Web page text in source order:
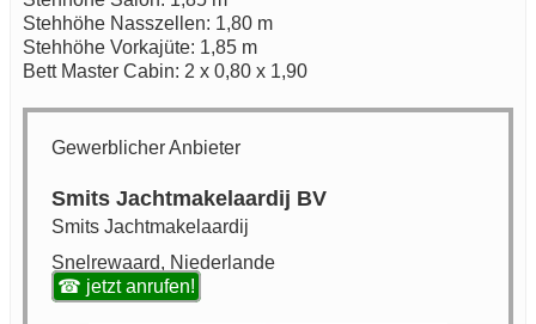
Stehhöhe Nasszellen: 1,80 m
Stehhöhe Vorkajüte: 1,85 m
Bett Master Cabin: 2 x 0,80 x 1,90
Gewerblicher Anbieter
Smits Jachtmakelaardij BV
Smits Jachtmakelaardij
Snelrewaard, Niederlande
☎ jetzt anrufen!